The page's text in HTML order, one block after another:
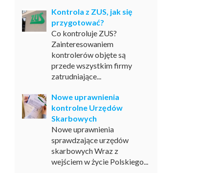
Kontrola z ZUS, jak się
przygotować?
Co kontroluje ZUS?
Zainteresowaniem
kontrolerów objęte są
przede wszystkim firmy
zatrudniające...
Nowe uprawnienia
kontrolne Urzędów
Skarbowych
Nowe uprawnienia
sprawdzające urzędów
skarbowych Wraz z
wejściem w życie Polskiego...